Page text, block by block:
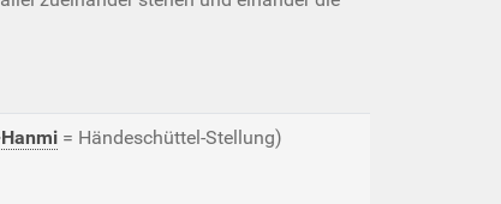
= Händeschüttel-Stellung)